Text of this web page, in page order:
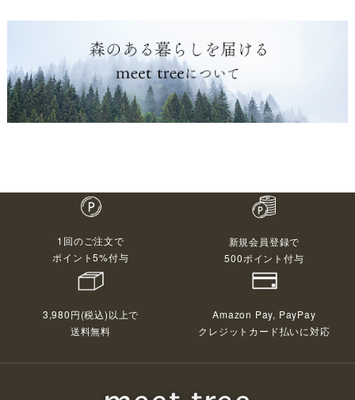
1回のご注文で
ポイント5%付与
新規会員登録で
500ポイント付与
3,980円(税込)以上で
送料無料
Amazon Pay, PayPay
クレジットカード払いに対応